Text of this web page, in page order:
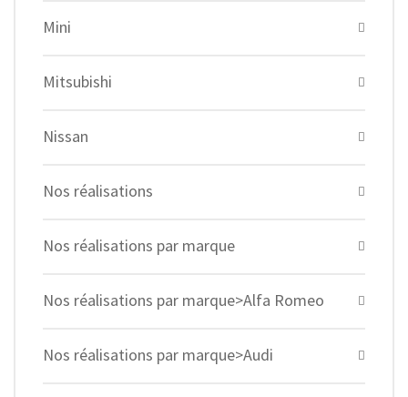
Mini
Mitsubishi
Nissan
Nos réalisations
Nos réalisations par marque
Nos réalisations par marque>Alfa Romeo
Nos réalisations par marque>Audi